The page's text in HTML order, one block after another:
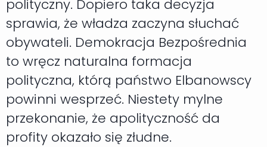
polityczny. Dopiero taka decyzja
sprawia, że władza zaczyna słuchać
obywateli. Demokracja Bezpośrednia
to wręcz naturalna formacja
polityczna, którą państwo Elbanowscy
powinni wesprzeć. Niestety mylne
przekonanie, że apolityczność da
profity okazało się złudne.